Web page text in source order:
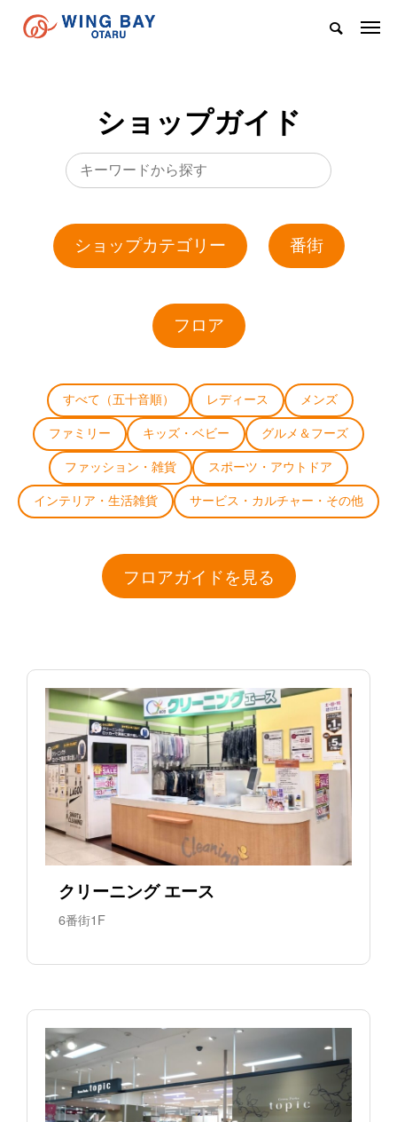
ショップガイド
ショップカテゴリー 番街
フロア
すべて（五十音順） レディース メンズ
ファミリー キッズ・ベビー グルメ＆フーズ
ファッション・雑貨 スポーツ・アウトドア
インテリア・生活雑貨 サービス・カルチャー・その他
フロアガイドを見る
クリーニング エース
6番街1F